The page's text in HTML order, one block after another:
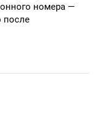
номера —
после